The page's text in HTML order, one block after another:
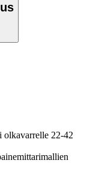
olkavarrelle 22-42